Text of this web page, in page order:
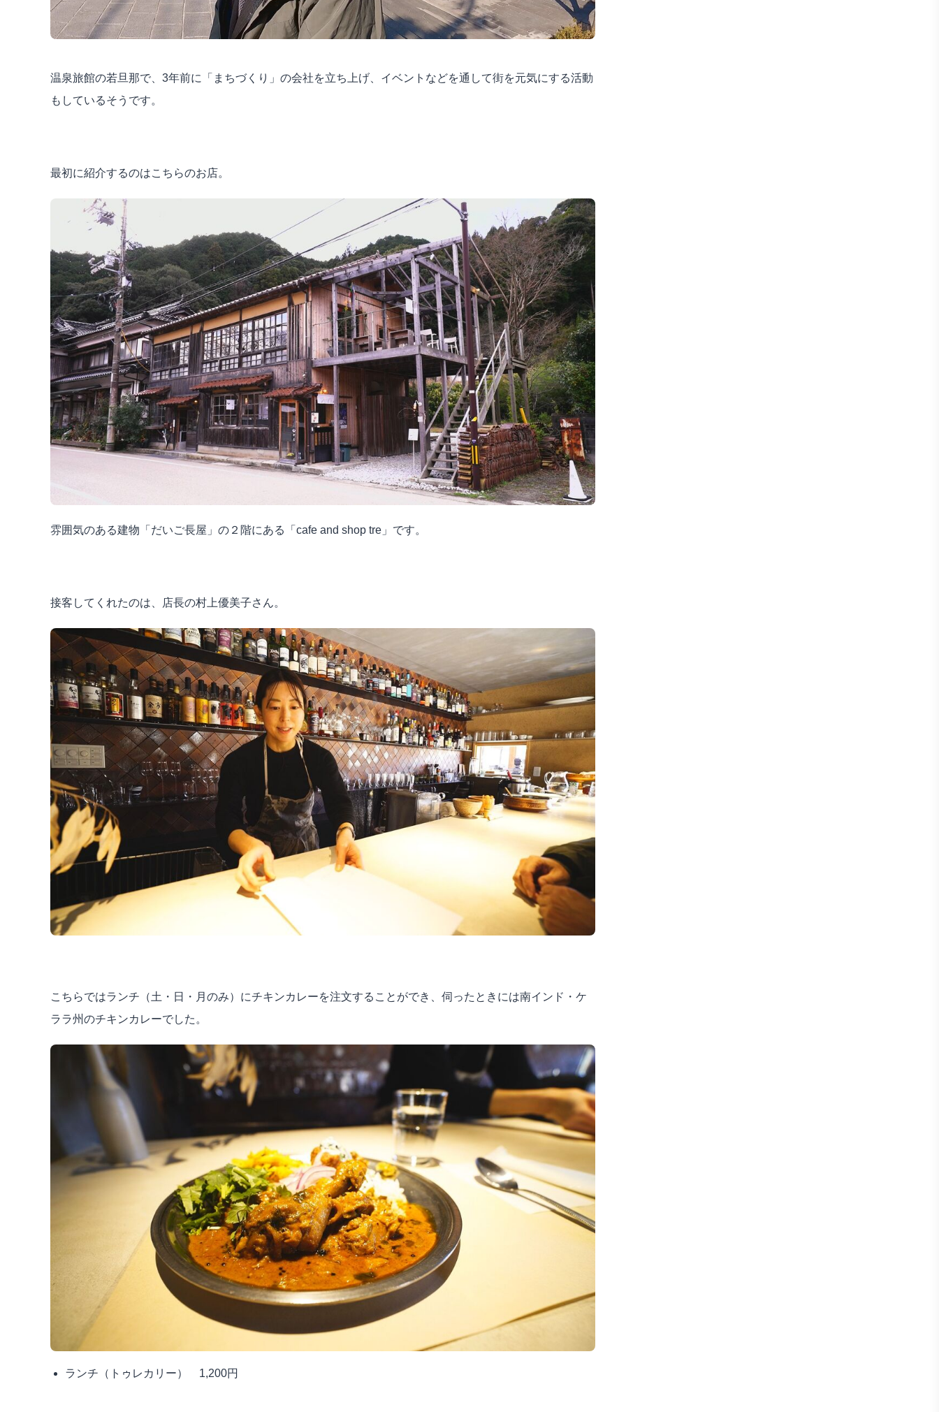
温泉旅館の若旦那で、3年前に「まちづくり」の会社を立ち上げ、イベントなどを通して街を元気にする活動
もしているそうです。
最初に紹介するのはこちらのお店。
雰囲気のある建物「だいご長屋」の２階にある「cafe and shop tre」です。
接客してくれたのは、店長の村上優美子さん。
こちらではランチ（土・日・月のみ）にチキンカレーを注文することができ、伺ったときには南インド・ケ
ララ州のチキンカレーでした。
ランチ（トゥレカリー） 1,200円